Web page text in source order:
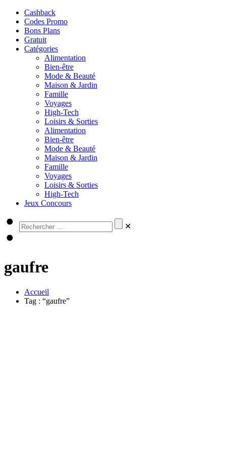
Cashback
Codes Promo
Bons Plans
Gratuit
Catégories
Alimentation
Bien-être
Mode & Beauté
Maison & Jardin
Famille
Voyages
High-Tech
Loisirs & Sorties
Alimentation
Bien-être
Mode & Beauté
Maison & Jardin
Famille
Voyages
Loisirs & Sorties
High-Tech
Jeux Concours
✕
gaufre
Accueil
Tag : “gaufre”